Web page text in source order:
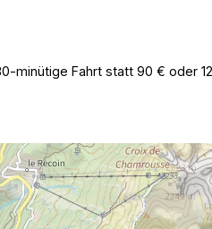
minütige Fahrt statt 90 € oder